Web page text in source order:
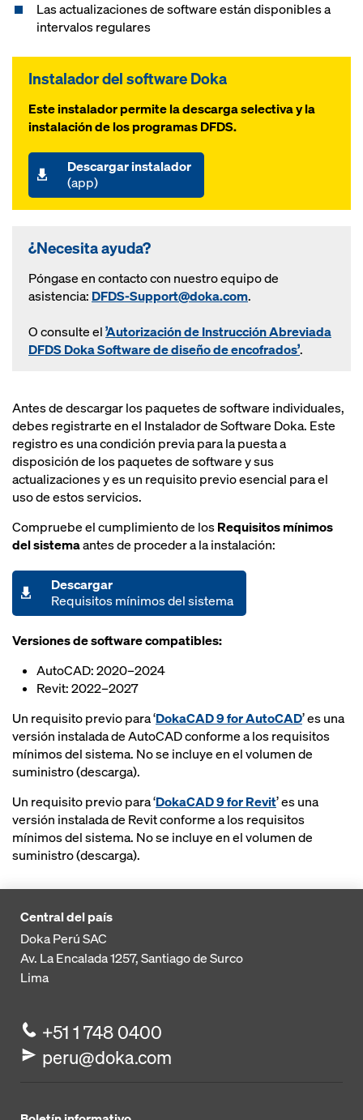
Las actualizaciones de software están disponibles a
intervalos regulares
Instalador del software Doka
Este instalador permite la descarga selectiva y la
instalación de los programas DFDS.
Descargar instalador
(app)
¿Necesita ayuda?
Póngase en contacto con nuestro equipo de
asistencia: DFDS-Support@doka.com.
O consulte el’Autorización de Instrucción Abreviada
DFDS Doka Software de diseño de encofrados’.
Antes de descargar los paquetes de software individuales,
debes registrarte en el Instalador de Software Doka. Este
registro es una condición previa para la puesta a
disposición de los paquetes de software y sus
actualizaciones y es un requisito previo esencial para el
uso de estos servicios.
Compruebe el cumplimiento de losRequisitos mínimos
del sistemaantes de proceder a la instalación:
Descargar
Requisitos mínimos del sistema
Versiones de software compatibles:
AutoCAD: 2020–2024
Revit: 2022–2027
Un requisito previo para ‘DokaCAD 9 for AutoCAD’ es una
versión instalada de AutoCAD conforme a los requisitos
mínimos del sistema. No se incluye en el volumen de
suministro (descarga).
Un requisito previo para ‘DokaCAD 9 for Revit’ es una
versión instalada de Revit conforme a los requisitos
mínimos del sistema. No se incluye en el volumen de
suministro (descarga).
Central del país
Doka Perú SAC
Av. La Encalada 1257,Santiago de Surco
Lima
+51 1 748 0400
peru@doka.com